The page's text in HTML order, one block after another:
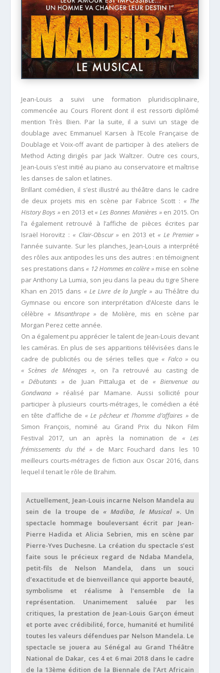
Jean-Louis a suivi une formation pluridisciplinaire,
commencée au Cours Florent dont il est ressorti diplômé
mention Très Bien. Par la suite, il a suivi un stage de
doublage avec Emmanuel Karsen à l’Ecole Française de
Doublage et Voix-off avant de participer à des ateliers de
Method Acting dirigés par Jack Waltzer. Outre ces cours,
Jean-Louis s’est initié au piano au conservatoire et maîtrise
les danses de salon et latines.
Brillant comédien, il s’est illustré au théâtre dans le cadre
de deux projets mis en scène par Fabrice Scott : « The
History Boys »en 2013 et« Les Bonnes Manières »en 2015. On
l’a également retrouvé à l’affiche de pièces écrites par
Israël Horovitz : « Clair-Obscur » en 2013 et« Le Premier »
l’année suivante. Sur les planches, Jean-Louis a interprété
des rôles aux antipodes les uns des autres : en témoignent
ses prestations dans« 12 Hommes en colère »mise en scène
par Anthony La Lumia, son jeu dans la peau du tigre Shere
Khan en 2015 dans « Le Livre de la Jungle »au Théâtre du
Gymnase ou encore son interprétation d’Alceste dans le
célèbre « Misanthrope » de Molière, mis en scène par
Morgan Perez cette année.
On a également pu apprécier le talent de Jean-Louis devant
les caméras. En plus de ses apparitions télévisées dans le
cadre de publicités ou de séries telles que« Falco » ou
« Scènes de Ménages », on l’a retrouvé au casting de
« Débutants » de Juan Pittaluga et de « Bienvenue au
Gondwana » réalisé par Mamane. Aussi sollicité pour
participer à plusieurs courts-métrages, le comédien a été
en tête d’affiche de « Le pêcheur et l’homme d’affaires »de
Simon François, nominé au Grand Prix du Nikon Film
Festival 2017, un an après la nomination de « Les
frémissements du thé »de Marc Fouchard dans les 10
meilleurs courts-métrages de fiction aux Oscar 2016, dans
lequel il tenait le rôle de Brahim.
Actuellement, Jean-Louis incarne Nelson Mandela au
sein de la troupe de « Madiba, le Musical ». Un
spectacle hommage bouleversant écrit par Jean-
Pierre Hadida et Alicia Sebrien, mis en scène par
Pierre-Yves Duchesne. La création du spectacle s’est
faite sous le précieux regard de Ndaba Mandela,
petit-fils de Nelson Mandela, dans un souci
d’exactitude et de bienveillance qui apporte beauté,
symbolisme et réalisme à l’ensemble de la
représentation. Unanimement saluée par les
critiques, la prestation de Jean-Louis Garçon émeut
et porte avec crédibilité, force, humanité et humilité
toutes les valeurs défendues par Nelson Mandela. Le
spectacle se jouera au Sénégal au Grand Théâtre
National de Dakar, ces 4 et 6 mai 2018 dans le cadre
de la 13ème édition de la Biennale de l’Art Africain